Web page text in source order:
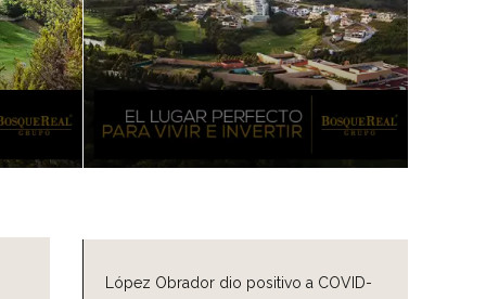
López Obrador dio positivo a COVID-